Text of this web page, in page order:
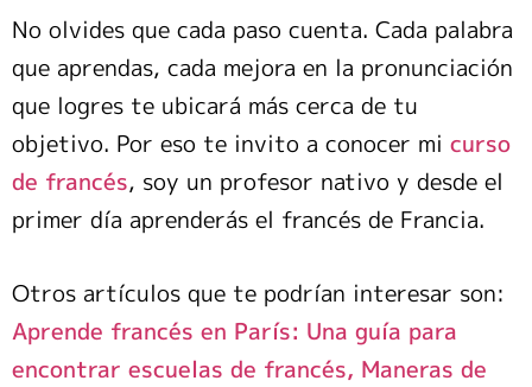
No olvides que cada paso cuenta. Cada palabra
que aprendas, cada mejora en la pronunciación
que logres te ubicará más cerca de tu
objetivo. Por eso te invito a conocer mi curso
de francés, soy un profesor nativo y desde el
primer día aprenderás el francés de Francia.
Otros artículos que te podrían interesar son:
Aprende francés en París: Una guía para
encontrar escuelas de francés, Maneras de